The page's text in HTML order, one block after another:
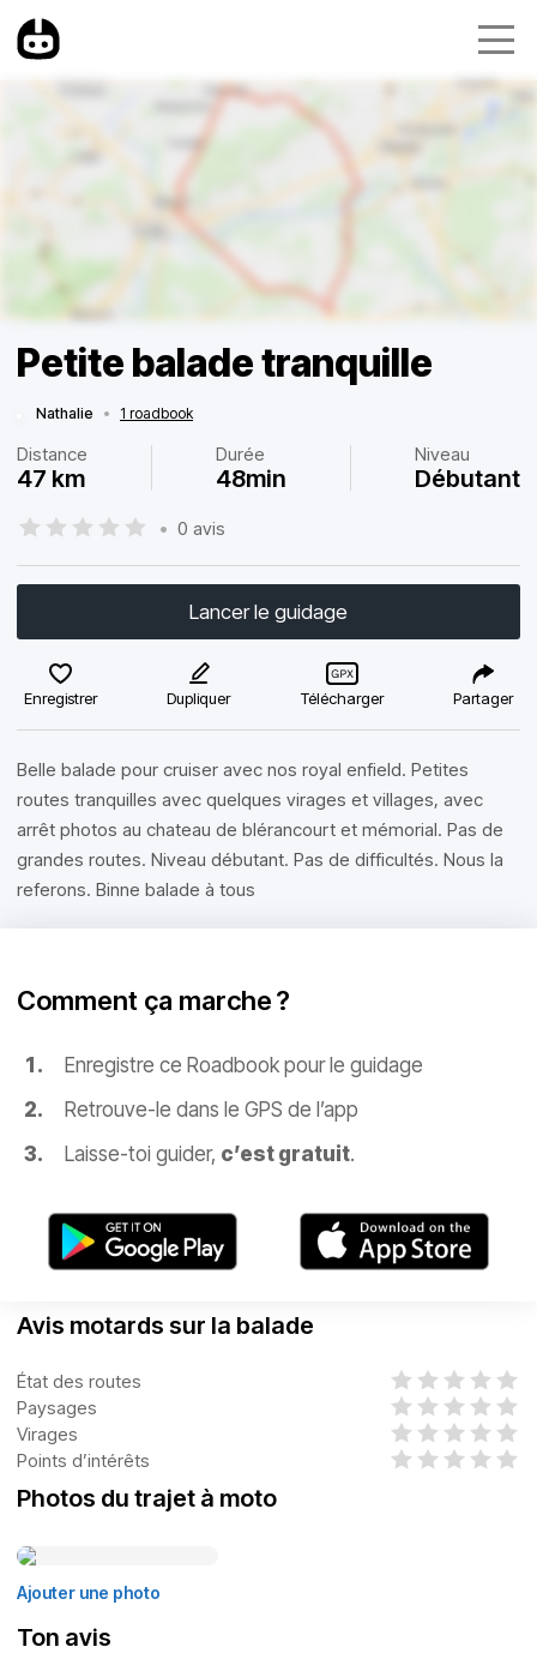
Petite balade tranquille
Nathalie • 1 roadbook
Distance
47 km
Durée
48min
Niveau
Débutant
• 0 avis
Lancer le guidage
Enregistrer Dupliquer Télécharger Partager
Belle balade pour cruiser avec nos royal enfield. Petites
routes tranquilles avec quelques virages et villages, avec
arrêt photos au chateau de blérancourt et mémorial. Pas de
grandes routes. Niveau débutant. Pas de difficultés. Nous la
referons. Binne balade à tous
Comment ça marche ?
Enregistre ce Roadbook pour le guidage
Retrouve-le dans le GPS de l’app
Laisse-toi guider, c’est gratuit.
Avis motards sur la balade
État des routes
Paysages
Virages
Points d’intérêts
Photos du trajet à moto
Ajouter une photo
Ton avis